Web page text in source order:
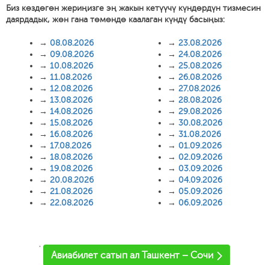
Биз көздөгөн жериңизге эң жакын кетүүчү күндөрдүн тизмесин
даярдадык, жөн гана төмөндө каалаган күндү басыңыз:
→ 08.08.2026
→ 09.08.2026
→ 10.08.2026
→ 11.08.2026
→ 12.08.2026
→ 13.08.2026
→ 14.08.2026
→ 15.08.2026
→ 16.08.2026
→ 17.08.2026
→ 18.08.2026
→ 19.08.2026
→ 20.08.2026
→ 21.08.2026
→ 22.08.2026
→ 23.08.2026
→ 24.08.2026
→ 25.08.2026
→ 26.08.2026
→ 27.08.2026
→ 28.08.2026
→ 29.08.2026
→ 30.08.2026
→ 31.08.2026
→ 01.09.2026
→ 02.09.2026
→ 03.09.2026
→ 04.09.2026
→ 05.09.2026
→ 06.09.2026
'
Авиабилет сатып ал Ташкент – Сочи